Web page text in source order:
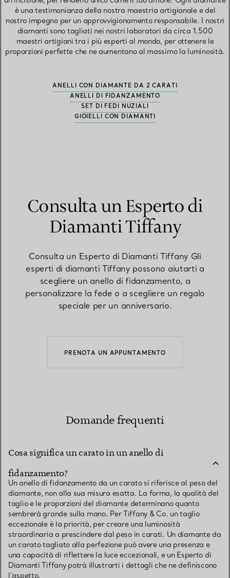
è una testimonianza della nostra maestria artigianale e del
nostro impegno per un approvvigionamento responsabile. I nostri
diamanti sono tagliati nei nostri laboratori da circa 1.500
maestri artigiani tra i più esperti al mondo, per ottenere le
proporzioni perfette che ne aumentano al massimo la luminosità.
ANELLI CON DIAMANTE DA 2 CARATI
ANELLI DI FIDANZAMENTO
SET DI FEDI NUZIALI
GIOIELLI CON DIAMANTI
Consulta un Esperto di
Diamanti Tiffany
Consulta un Esperto di Diamanti Tiffany Gli
esperti di diamanti Tiffany possono aiutarti a
scegliere un anello di fidanzamento, a
personalizzare la fede o a scegliere un regalo
speciale per un anniversario.
PRENOTA UN APPUNTAMENTO
Domande frequenti
Cosa significa un carato in un anello di
fidanzamento?
Un anello di fidanzamento da un carato si riferisce al peso del
diamante, non alla sua misura esatta. La forma, la qualità del
taglio e le proporzioni del diamante determinano quanto
sembrerà grande sulla mano. Per Tiffany & Co. un taglio
eccezionale è la priorità, per creare una luminosità
straordinaria a prescindere dal peso in carati. Un diamante da
un carato tagliato alla perfezione può avere una presenza e
una capacità di riflettere la luce eccezionali, e un Esperto di
Diamanti Tiffany potrà illustrarti i dettagli che ne definiscono
l’aspetto.